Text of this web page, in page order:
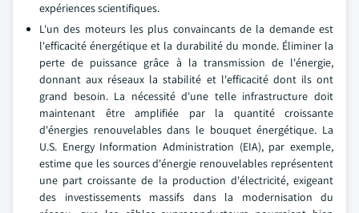
expériences scientifiques.
L'un des moteurs les plus convaincants de la demande est
l'efficacité énergétique et la durabilité du monde. Éliminer la
perte de puissance grâce à la transmission de l'énergie,
donnant aux réseaux la stabilité et l'efficacité dont ils ont
grand besoin. La nécessité d'une telle infrastructure doit
maintenant être amplifiée par la quantité croissante
d'énergies renouvelables dans le bouquet énergétique. La
U.S. Energy Information Administration (EIA), par exemple,
estime que les sources d'énergie renouvelables représentent
une part croissante de la production d'électricité, exigeant
des investissements massifs dans la modernisation du